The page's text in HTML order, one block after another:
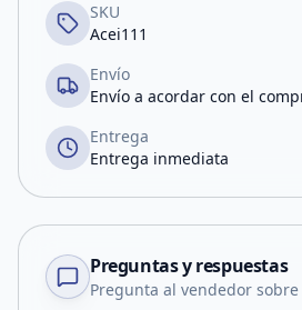
SKU
Acei111
Envío
Envío a acordar con el
Entrega
Entrega inmediata
Preguntas y respuestas
Pregunta al vendedor